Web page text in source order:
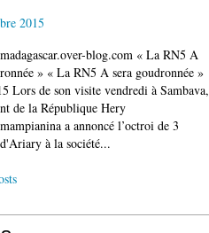
2015
blog.com « La RN5 A
» « La RN5 A sera goudronnée »
Lors de son visite vendredi à Sambava,
de la République Hery
a annoncé l’octroi de 3
à la société...